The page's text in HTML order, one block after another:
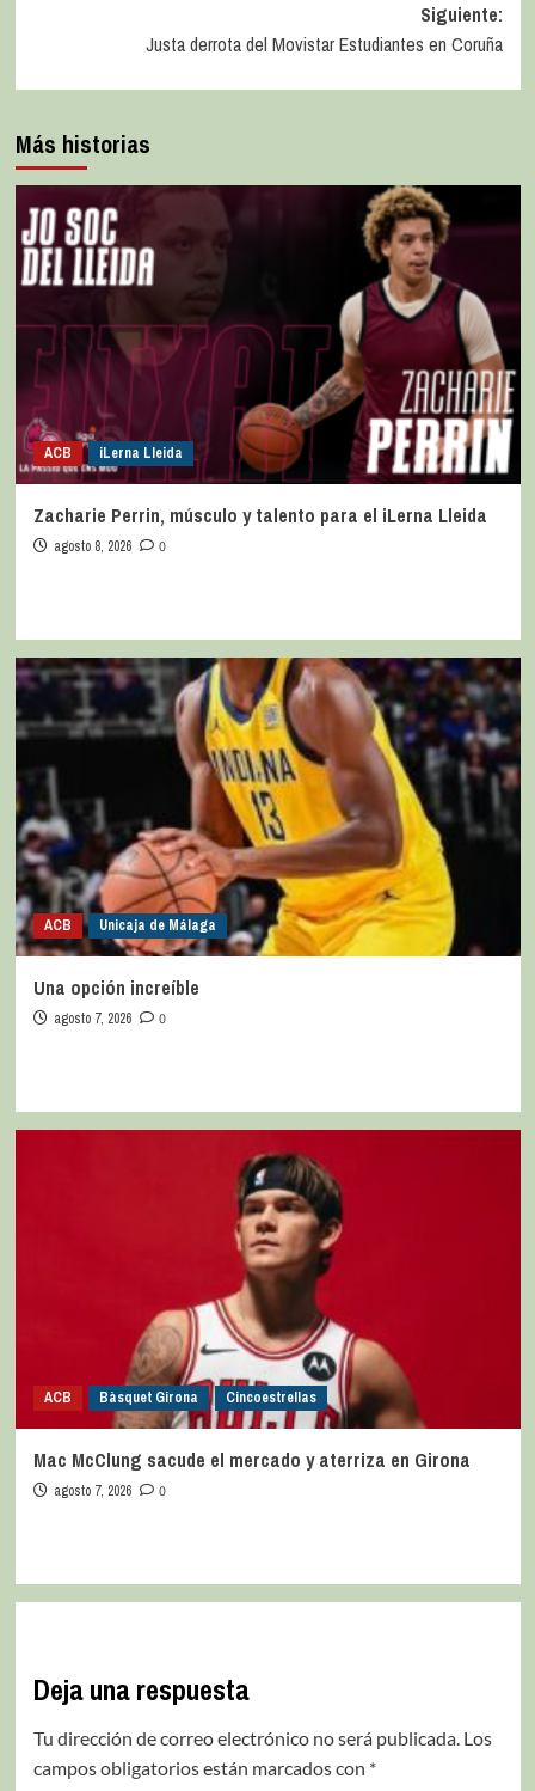
Siguiente:
Justa derrota del Movistar Estudiantes en Coruña
Más historias
ACB iLerna Lleida
Zacharie Perrin, músculo y talento para el iLerna Lleida
agosto 8, 2026 0
ACB Unicaja de Málaga
Una opción increíble
agosto 7, 2026 0
ACB Bàsquet Girona Cincoestrellas
Mac McClung sacude el mercado y aterriza en Girona
agosto 7, 2026 0
Deja una respuesta
Tu dirección de correo electrónico no será publicada. Los
campos obligatorios están marcados con *